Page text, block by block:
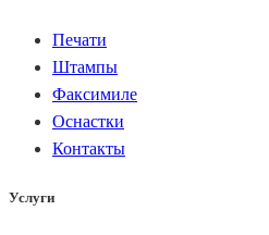
Печати
Штампы
Факсимиле
Оснастки
Контакты
Услуги